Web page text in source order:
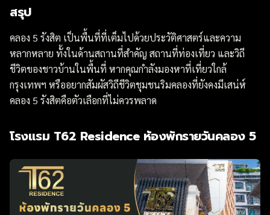
สรุป
คลอง 5 รังสิต เป็นพื้นที่ที่เต็มไปด้วยประวัติศาสตร์และความ
หลากหลาย ทั้งในด้านสถานที่สำคัญ สถานที่ท่องเที่ยว และวิถี
ชีวิตของชาวบ้านในพื้นที่ หากคุณกำลังมองหาที่เที่ยวใกล้
กรุงเทพฯ หรืออยากสัมผัสวิถีชีวิตชุมชนริมคลองที่ยังคงมีเสน่ห์
คลอง 5 รังสิตคือตัวเลือกที่ไม่ควรพลาด
โรงแรม T62 Residence ห้องพักรายวันคลอง 5